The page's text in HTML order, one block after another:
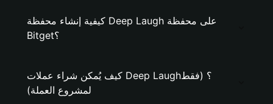
كيفية إنشاء محفظة Deep Laugh على محفظة
Bitget؟
كيف يُمكن شراء عملات Deep Laugh؟ (فقط
لمشروع العملة)